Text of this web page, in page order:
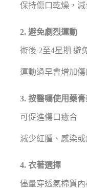
保持傷口乾燥，
2. 避免劇烈運動
術後 2至4星期 避
運動過早會增加傷
3. 按醫囑使用藥
可促進傷口癒合
減少紅腫、感染
4. 衣著選擇
儘量穿透氣棉質內